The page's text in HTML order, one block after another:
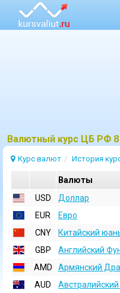
Bалютный курс ЦБ РФ
Курс валют История
Валюты
USD
Доллар
EUR
Евро
CNY
Китайский
GBP
Английский
AMD
Армянский
AUD